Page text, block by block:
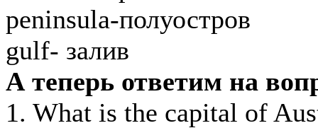
peninsula-полуостров
gulf- залив
А теперь ответим на
1. What is the capital of